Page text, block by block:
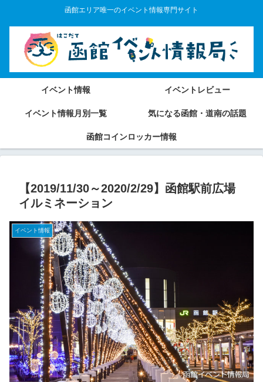
函館エリア唯一のイベント情報専門サイト
イベント情報 イベントレビュー
イベント情報月別一覧 気になる函館・道南の話題
函館コインロッカー情報
【2019/11/30～2020/2/29】函館駅前広場
イルミネーション
イベント情報